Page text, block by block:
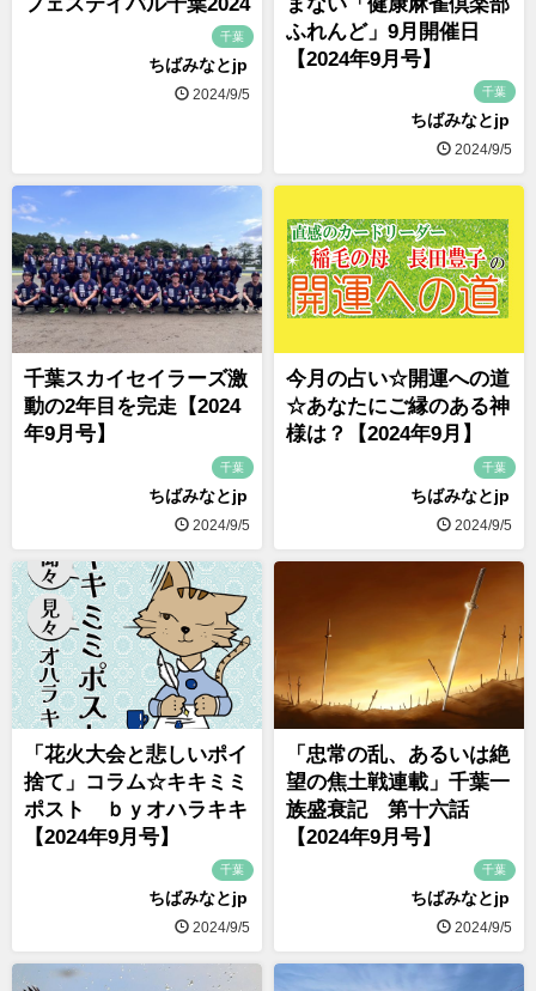
千葉
ちばみなとjp
2024/9/5
ふれんど」9月開催日
【2024年9月号】
千葉
ちばみなとjp
2024/9/5
千葉スカイセイラーズ激
動の2年目を完走【2024
年9月号】
千葉
ちばみなとjp
2024/9/5
今月の占い☆開運への道
☆あなたにご縁のある神
様は？【2024年9月】
千葉
ちばみなとjp
2024/9/5
「花火大会と悲しいポイ
捨て」コラム☆キキミミ
ポスト ｂｙオハラキキ
【2024年9月号】
千葉
ちばみなとjp
2024/9/5
「忠常の乱、あるいは絶
望の焦土戦連載」千葉一
族盛衰記 第十六話
【2024年9月号】
千葉
ちばみなとjp
2024/9/5